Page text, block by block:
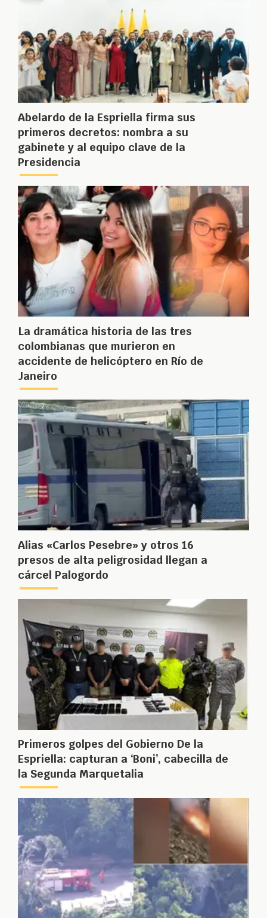
Abelardo de la Espriella firma sus
primeros decretos: nombra a su
gabinete y al equipo clave de la
Presidencia
La dramática historia de las tres
colombianas que murieron en
accidente de helicóptero en Río de
Janeiro
Alias «Carlos Pesebre» y otros 16
presos de alta peligrosidad llegan a
cárcel Palogordo
Primeros golpes del Gobierno De la
Espriella: capturan a ‘Boni’, cabecilla de
la Segunda Marquetalia